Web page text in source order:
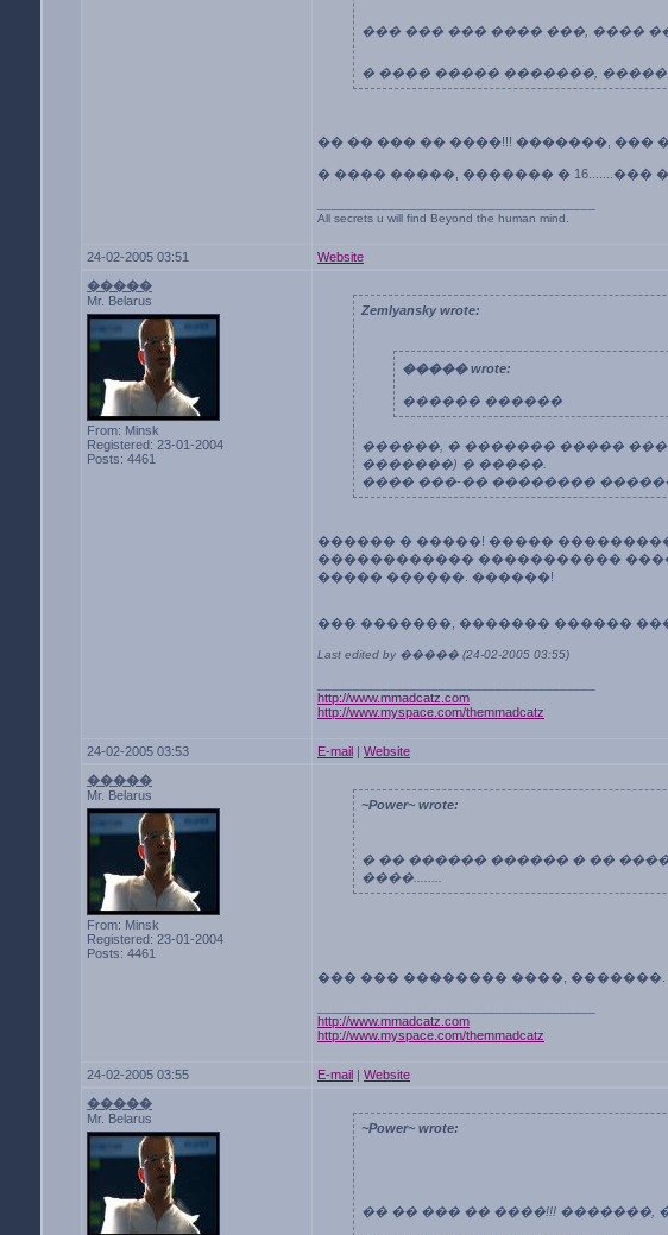
��� ��� ��� ���� ���, ����
� ���� ����� �������,
�� �� ��� �� ����!!! �������,
� ���� �����, ������� � 16.......���
All secrets u will find Beyond the human mind.
24-02-2005 03:51
Website
�����
Mr. Belarus
From: Minsk
Registered: 23-01-2004
Posts: 4461
Zemlyansky wrote:
����� wrote:
������ ������
������, � ������� �����
�������) � �����.
���� ���-�� ��������
������ � �����! �����
������������ �����������
����� ������. ������!
��� �������, ������� ������
Last edited by ����� (24-02-2005 03:55)
http://www.mmadcatz.com
http://www.myspace.com/themmadcatz
24-02-2005 03:53 E-mail | Website
�����
Mr. Belarus
From: Minsk
Registered: 23-01-2004
Posts: 4461
~Power~ wrote:
� �� ������ ������ � ��
����........
��� ��� �������� ����,
http://www.mmadcatz.com
http://www.myspace.com/themmadcatz
24-02-2005 03:55 E-mail | Website
�����
Mr. Belarus
~Power~ wrote:
�� �� ��� �� ����!!!